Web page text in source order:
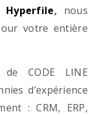
Hyperfile, nous
votre entière
de CODE LINE
d’expérience
: CRM, ERP,